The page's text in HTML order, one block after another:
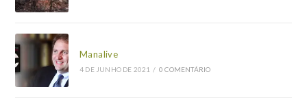
Manalive
4 DE JUNHO DE 2021 / 0 COMENTÁRIO